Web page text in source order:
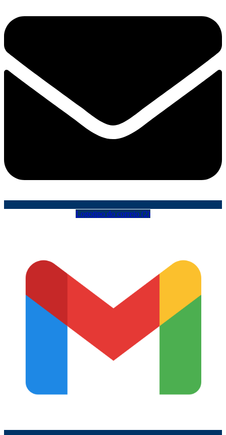
Logotipo do correio (2)